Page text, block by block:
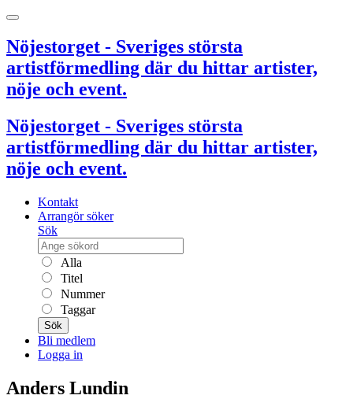
Nöjestorget - Sveriges största
artistförmedling där du hittar artister,
nöje och event.
Nöjestorget - Sveriges största
artistförmedling där du hittar artister,
nöje och event.
Kontakt
Arrangör söker
Sök
Alla
Titel
Nummer
Taggar
Sök
Bli medlem
Logga in
Anders Lundin